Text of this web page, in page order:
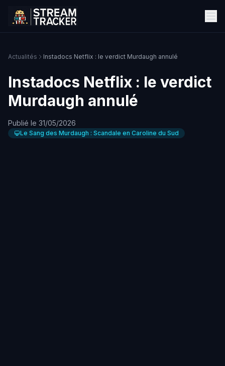
Actualités Instadocs Netflix : le verdict Murdaugh annulé
Instadocs Netflix : le verdict
Murdaugh annulé
Publié le 31/05/2026
Le Sang des Murdaugh : Scandale en Caroline du Sud